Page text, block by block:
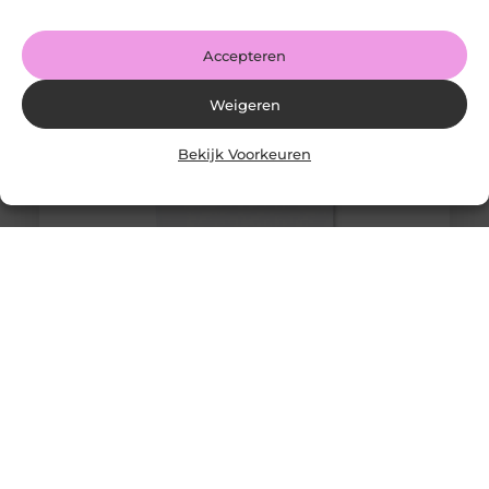
Accepteren
Weigeren
Bekijk Voorkeuren